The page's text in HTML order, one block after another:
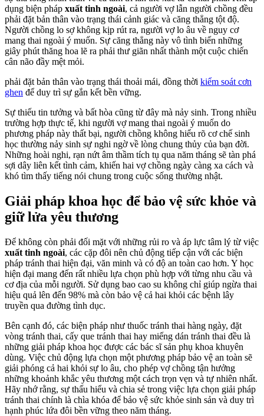
dụng biện pháp xuất tinh ngoài, cả người vợ lẫn người chồng đều
phải đặt bản thân vào trạng thái cảnh giác và căng thẳng tột độ.
Người chồng lo sợ không kịp rút ra, người vợ lo âu về nguy cơ
mang thai ngoài ý muốn. Sự căng thẳng này vô tình biến những
giây phút thăng hoa lẽ ra phải thư giãn nhất thành một cuộc chiến
cân não đầy mệt mỏi.
phải đặt bản thân vào trạng thái thoải mái, đồng thời kiểm soát cơn
ghen để duy trì sự gắn kết bền vững.
Sự thiếu tin tưởng và bất hòa cũng từ đây mà nảy sinh. Trong nhiều
trường hợp thực tế, khi người vợ mang thai ngoài ý muốn do
phương pháp này thất bại, người chồng không hiểu rõ cơ chế sinh
học thường nảy sinh sự nghi ngờ về lòng chung thủy của bạn đời.
Những hoài nghi, rạn nứt âm thầm tích tụ qua năm tháng sẽ tàn phá
sợi dây liên kết tình cảm, khiến hai vợ chồng ngày càng xa cách và
khó tìm thấy tiếng nói chung trong cuộc sống thường nhật.
Giải pháp khoa học để bảo vệ sức khỏe và
giữ lửa yêu thương
Để không còn phải đối mặt với những rủi ro và áp lực tâm lý từ việc
xuất tinh ngoài, các cặp đôi nên chủ động tiếp cận với các biện
pháp tránh thai hiện đại, văn minh và có độ an toàn cao hơn. Y học
hiện đại mang đến rất nhiều lựa chọn phù hợp với từng nhu cầu và
cơ địa của mỗi người. Sử dụng bao cao su không chỉ giúp ngừa thai
hiệu quả lên đến 98% mà còn bảo vệ cả hai khỏi các bệnh lây
truyền qua đường tình dục.
Bên cạnh đó, các biện pháp như thuốc tránh thai hàng ngày, đặt
vòng tránh thai, cấy que tránh thai hay miếng dán tránh thai đều là
những giải pháp khoa học được các bác sĩ sản phụ khoa khuyên
dùng. Việc chủ động lựa chọn một phương pháp bảo vệ an toàn sẽ
giải phóng cả hai khỏi sự lo âu, cho phép vợ chồng tận hưởng
những khoảnh khắc yêu thương một cách trọn vẹn và tự nhiên nhất.
Hãy nhớ rằng, sự thấu hiểu và chia sẻ trong việc lựa chọn giải pháp
tránh thai chính là chìa khóa để bảo vệ sức khỏe sinh sản và duy trì
hạnh phúc lứa đôi bền vững theo năm tháng.